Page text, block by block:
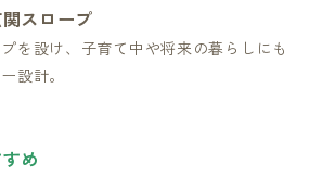
スロープ
を設け、子育て中や将来の暮らしにも
設計。
め